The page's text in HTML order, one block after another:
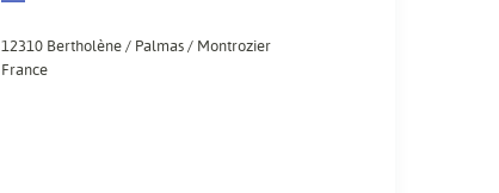
12310 Bertholène / Palmas / Montrozier
France